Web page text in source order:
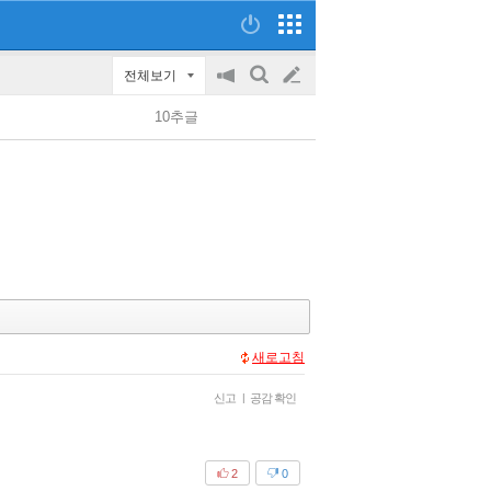
전체보기
공
on/off
검
글
쓰
10추글
새로고침
신고 | 공감 확인
0
2